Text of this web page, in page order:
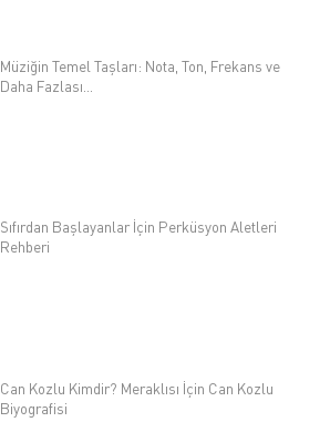
Müziğin Temel Taşları: Nota, Ton, Frekans ve
Daha Fazlası...
Sıfırdan Başlayanlar İçin Perküsyon Aletleri
Rehberi
Can Kozlu Kimdir? Meraklısı İçin Can Kozlu
Biyografisi